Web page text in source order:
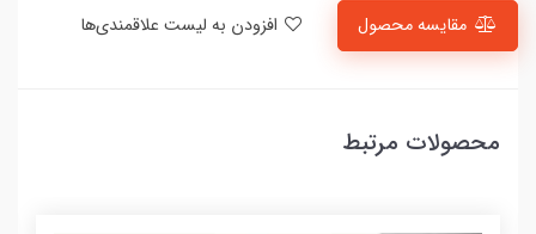
مقایسه محصول
محصولات مرتبط